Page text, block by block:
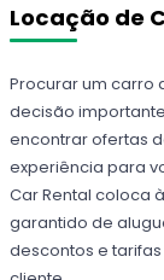
Locação de
Procurar um carro
decisão
encontrar ofertas
experiência para
Car Rental coloca
garantido de
descontos e